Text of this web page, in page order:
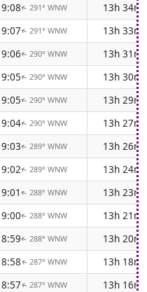
↑ 291° WNW
13h 34m
↑ 291° WNW
13h 33m
↑ 290° WNW
13h 31m
↑ 290° WNW
13h 30m
↑ 290° WNW
13h 29m
↑ 290° WNW
13h 27m
↑ 289° WNW
13h 26m
↑ 289° WNW
13h 24m
↑ 288° WNW
13h 23m
↑ 288° WNW
13h 21m
↑ 288° WNW
13h 20m
↑ 287° WNW
13h 18m
↑ 287° WNW
13h 16m